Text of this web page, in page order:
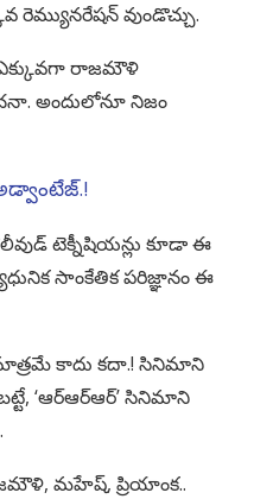
రెమ్యునరేషన్ వుండొచ్చు.
రాజమౌళి
అందులోనూ నిజం
టెక్నీషియన్లు కూడా ఈ
సాంకేతిక పరిజ్ఞానం ఈ
కాదు కదా.! సినిమాని
‘ఆర్ఆర్ఆర్’ సినిమాని
మహేష్, ప్రియాంక..